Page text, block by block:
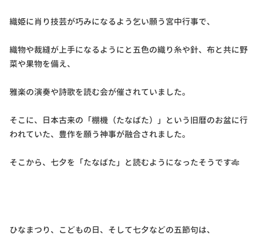
織姫に肖り技芸が巧みになるよう乞い願う宮中行事で、
織物や裁縫が上手になるようにと五色の織り糸や針、布と共に野
菜や果物を備え、
雅楽の演奏や詩歌を読む会が催されていました。
そこに、日本古来の「棚機（たなばた）」という旧暦のお盆に行
われていた、豊作を願う神事が融合されました。
そこから、七夕を「たなばた」と読むようになったそうです🎋
ひなまつり、こどもの日、そして七夕などの五節句は、